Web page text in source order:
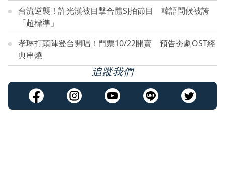
台流逆襲！許光漢被目擊合體SJ拍節目 韓語問候被誇
「超標準」
孝琳打頭陣登台開唱！門票10/22開賣 預告夯劇OST經
典串燒
追蹤我們